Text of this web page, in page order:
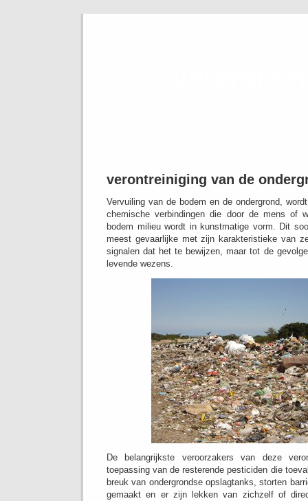
verontreiniging van de
Vervuiling van de bodem en de ondergrond,
chemische verbindingen die door de mens of
bodem milieu wordt in kunstmatige vorm. Dit
meest gevaarlijke met zijn karakteristieke van
signalen dat het te bewijzen, maar tot de
levende wezens.
De belangrijkste veroorzakers van deze
toepassing van de resterende pesticiden die
breuk van ondergrondse opslagtanks, storten
gemaakt en er zijn lekken van zichzelf of